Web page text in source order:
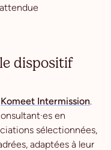
dispositif
Komeet Intermission.
en
sélectionnées,
adaptées à leur